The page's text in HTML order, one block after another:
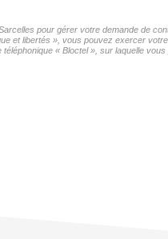
pour gérer votre demande de
et libertés », vous pouvez exercer
« Bloctel », sur laquelle